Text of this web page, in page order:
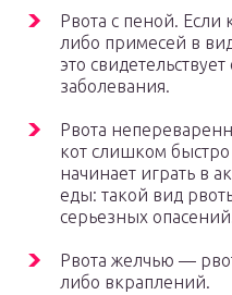
Рвота с пеной. Если
либо примесей в
это
заболевания.
Рвота
кот слишком
начинает играть в
еды: такой вид
серьезных
Рвота желчью —
либо вкраплений.